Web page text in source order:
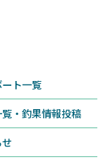
ト一覧
・釣果情報投稿